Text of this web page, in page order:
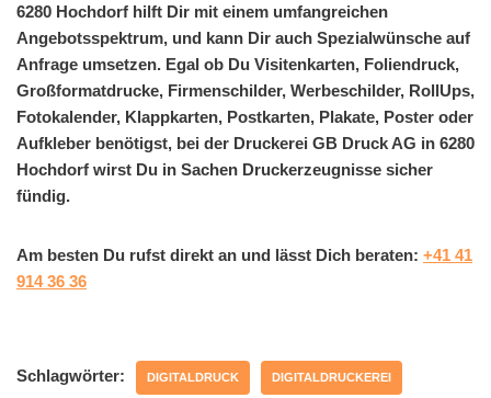
6280 Hochdorf hilft Dir mit einem umfangreichen
Angebotsspektrum, und kann Dir auch Spezialwünsche auf
Anfrage umsetzen. Egal ob Du Visitenkarten, Foliendruck,
Großformatdrucke, Firmenschilder, Werbeschilder, RollUps,
Fotokalender, Klappkarten, Postkarten, Plakate, Poster oder
Aufkleber benötigst, bei der Druckerei GB Druck AG in 6280
Hochdorf wirst Du in Sachen Druckerzeugnisse sicher
fündig.
Am besten Du rufst direkt an und lässt Dich beraten: +41 41
914 36 36
Schlagwörter: DIGITALDRUCK DIGITALDRUCKEREI